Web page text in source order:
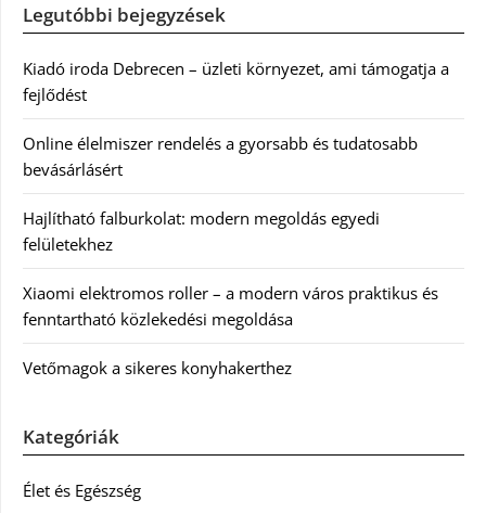
Legutóbbi bejegyzések
Kiadó iroda Debrecen – üzleti környezet, ami támogatja a
fejlődést
Online élelmiszer rendelés a gyorsabb és tudatosabb
bevásárlásért
Hajlítható falburkolat: modern megoldás egyedi
felületekhez
Xiaomi elektromos roller – a modern város praktikus és
fenntartható közlekedési megoldása
Vetőmagok a sikeres konyhakerthez
Kategóriák
Élet és Egészség